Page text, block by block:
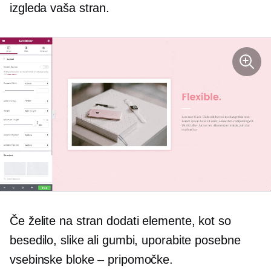
izgleda vaša stran.
Če želite na stran dodati elemente, kot so
besedilo, slike ali gumbi, uporabite posebne
vsebinske bloke – pripomočke.